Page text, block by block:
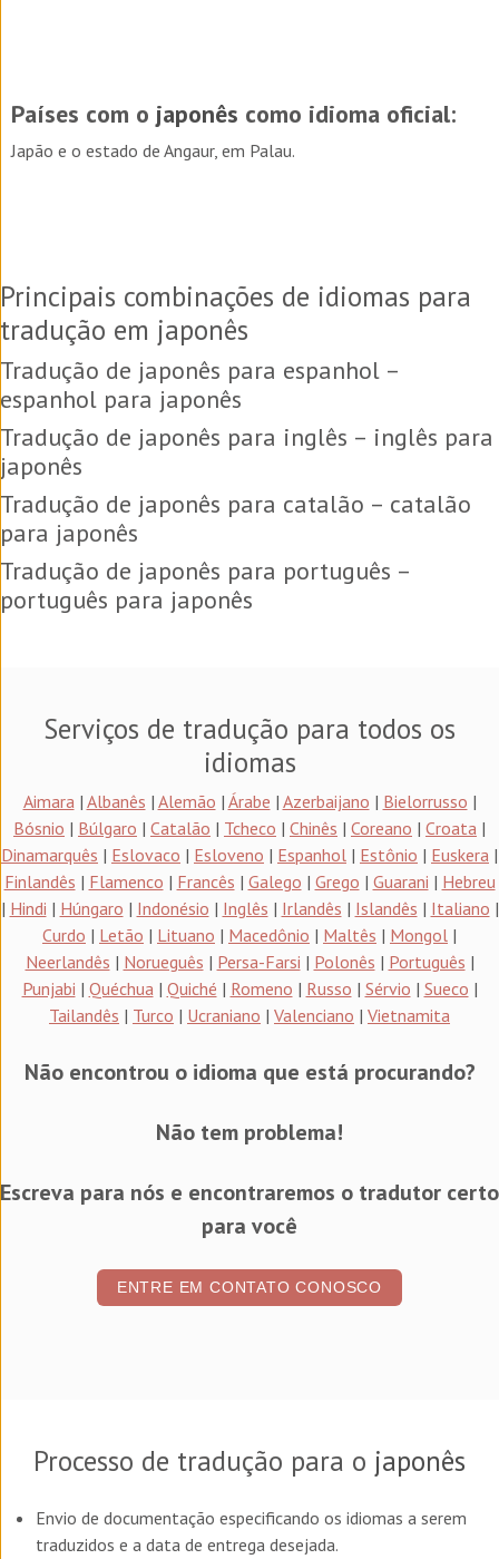
Países com o japonês como idioma oficial:
Japão e o estado de Angaur, em Palau.
Principais combinações de idiomas para
tradução em japonês
Tradução de japonês para espanhol –
espanhol para japonês
Tradução de japonês para inglês – inglês para
japonês
Tradução de japonês para catalão – catalão
para japonês
Tradução de japonês para português –
português para japonês
Serviços de tradução para todos os
idiomas
Aimara| Albanês | Alemão | Árabe | Azerbaijano | Bielorrusso |
Bósnio | Búlgaro | Catalão | Tcheco | Chinês | Coreano | Croata |
Dinamarquês | Eslovaco | Esloveno | Espanhol | Estônio | Euskera |
Finlandês | Flamenco | Francês | Galego | Grego | Guarani | Hebreu
| Hindi | Húngaro | Indonésio | Inglês | Irlandês | Islandês | Italiano |
Curdo | Letão | Lituano | Macedônio | Maltês | Mongol |
Neerlandês | Norueguês | Persa-Farsi | Polonês | Português |
Punjabi | Quéchua| Quiché | Romeno | Russo | Sérvio | Sueco |
Tailandês | Turco | Ucraniano | Valenciano | Vietnamita
Não encontrou o idioma que está procurando?
Não tem problema!
Escreva para nós e encontraremos o tradutor certo
para você
ENTRE EM CONTATO CONOSCO
Processo de tradução para o japonês
Envio de documentação especificando os idiomas a serem
traduzidos e a data de entrega desejada.